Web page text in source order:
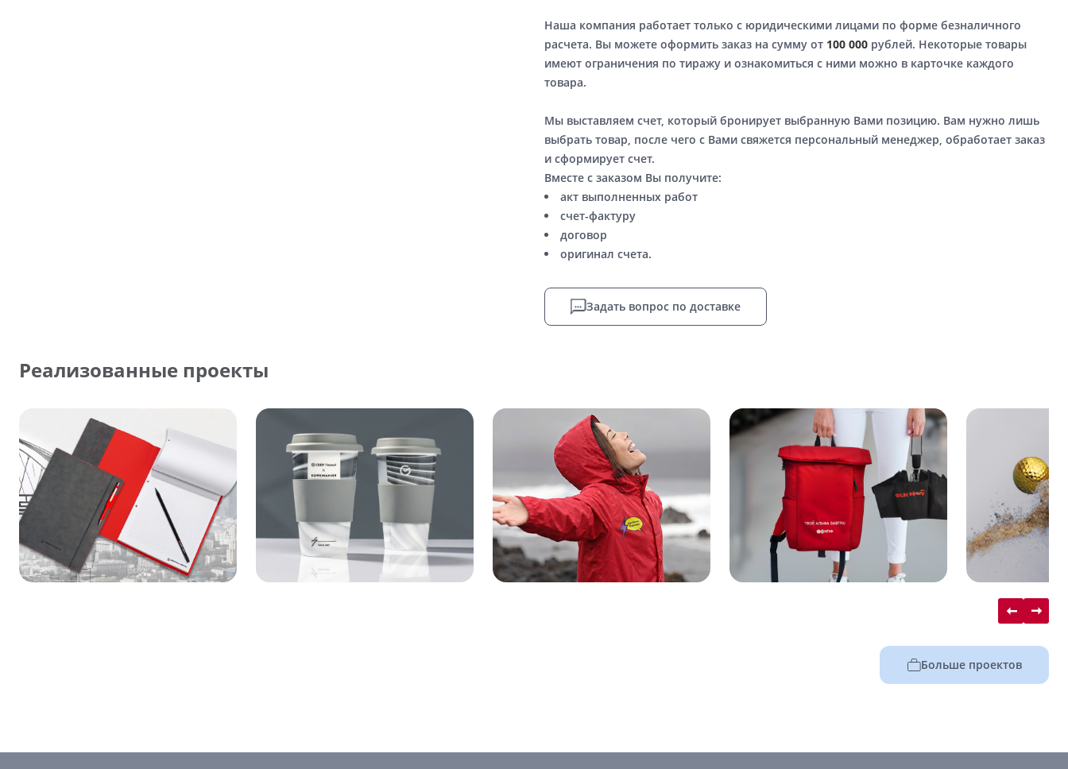
Наша компания работает только с юридическими лицами по форме безналичного
расчета. Вы можете оформить заказ на сумму от 100 000рублей. Некоторые товары
имеют ограничения по тиражу и ознакомиться с ними можно в карточке каждого
товара.
Мы выставляем счет, который бронирует выбранную Вами позицию. Вам нужно лишь
выбрать товар, после чего с Вами свяжется персональный менеджер, обработает заказ
и сформирует счет.
Вместе с заказом Вы получите:
акт выполненных работ
счет-фактуру
договор
оригинал счета.
Задать вопрос по доставке
Реализованные проекты
Больше проектов